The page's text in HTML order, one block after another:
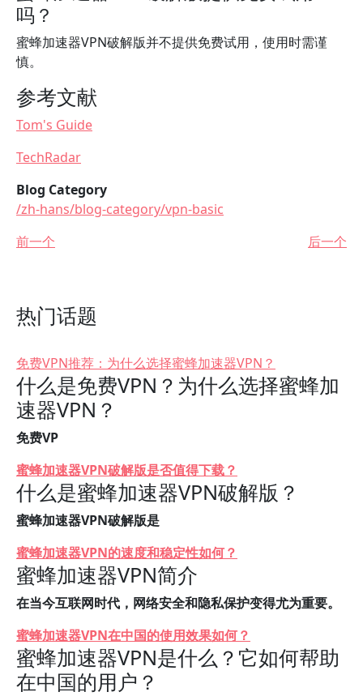
吗？
蜜蜂加速器VPN破解版并不提供免费试用，使用时需谨
慎。
参考文献
Tom's Guide
TechRadar
Blog Category
/zh-hans/blog-category/vpn-basic
前一个
后一个
热门话题
免费VPN推荐：为什么选择蜜蜂加速器VPN？
什么是免费VPN？为什么选择蜜蜂加
速器VPN？
免费VP
蜜蜂加速器VPN破解版是否值得下载？
什么是蜜蜂加速器VPN破解版？
蜜蜂加速器VPN破解版是
蜜蜂加速器VPN的速度和稳定性如何？
蜜蜂加速器VPN简介
在当今互联网时代，网络安全和隐私保护变得尤为重要。
蜜蜂加速器VPN在中国的使用效果如何？
蜜蜂加速器VPN是什么？它如何帮助
在中国的用户？